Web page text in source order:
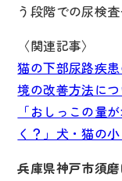
う段階での尿検
〈関連記事〉
猫の下部尿路疾
境の改善方法に
「おしっこの量
く？」犬・猫の
兵庫県神戸市須